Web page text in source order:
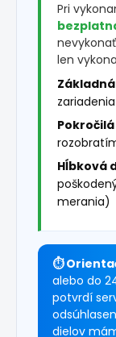
Pri
len
Hĺbková
merania)
⏱
alebo do
potvrdí
dielov